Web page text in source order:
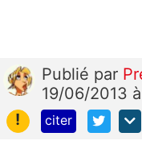
Publié par
19/06/2013
!
citer